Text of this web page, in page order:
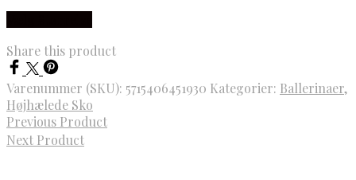
Share this product
Varenummer (SKU): 5715406451930 Kategorier: Ballerinaer,
Højhælede Sko
Previous Product
Next Product